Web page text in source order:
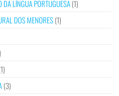
DA LÍNGUA PORTUGUESA(1)
DOS MENORES(1)
(3)